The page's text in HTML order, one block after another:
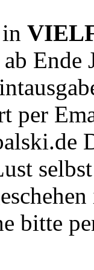
Ende
per
bitte